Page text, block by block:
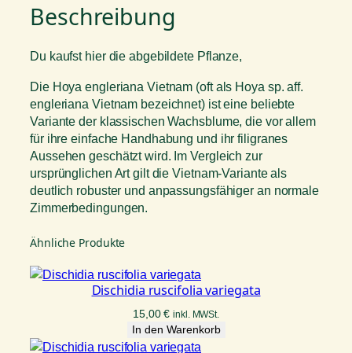
g
e
i
a
n
a
M
e
n
g
Beschreibung
Du kaufst hier die abgebildete Pflanze,
Die Hoya engleriana Vietnam (oft als Hoya sp. aff.
engleriana Vietnam bezeichnet) ist eine beliebte
Variante der klassischen Wachsblume, die vor allem
für ihre einfache Handhabung und ihr filigranes
Aussehen geschätzt wird. Im Vergleich zur
ursprünglichen Art gilt die Vietnam-Variante als
deutlich robuster und anpassungsfähiger an normale
Zimmerbedingungen.
Ähnliche Produkte
Dischidia ruscifolia variegata
15,00€ inkl. MWSt.
In den Warenkorb